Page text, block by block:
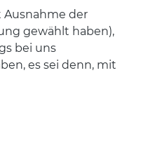
Ausnahme der
gewählt haben),
bei uns
es sei denn, mit